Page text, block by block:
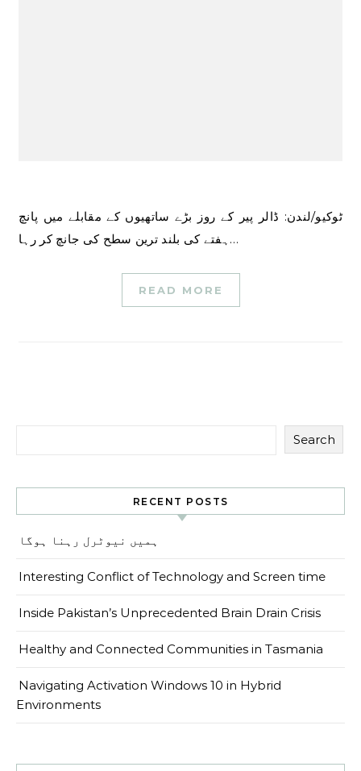
ٹوکیو/لندن: ڈالر پیر کے روز بڑے ساتھیوں کے مقابلے میں پانچ
ہفتے کی بلند ترین سطح کی جانچ کر رہا…
READ MORE
Search
RECENT POSTS
ہمیں نیوٹرل رہنا ہوگا
Interesting Conflict of Technology and Screen time
Inside Pakistan’s Unprecedented Brain Drain Crisis
Healthy and Connected Communities in Tasmania
Navigating Activation Windows 10 in Hybrid
Environments